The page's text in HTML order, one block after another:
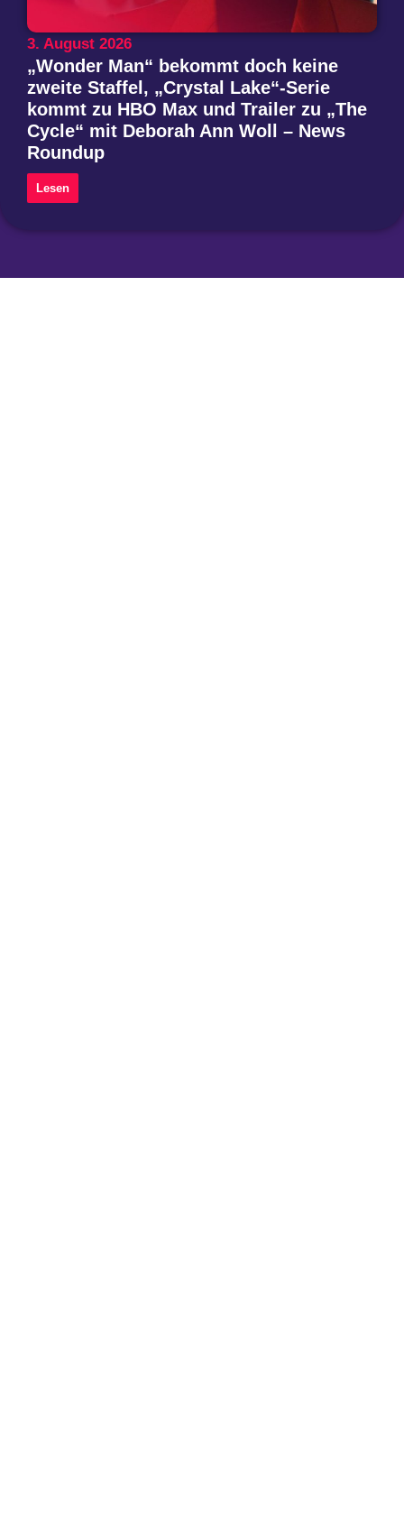
3. August 2026
„Wonder Man“ bekommt doch keine
zweite Staffel, „Crystal Lake“-Serie
kommt zu HBO Max und Trailer zu „The
Cycle“ mit Deborah Ann Woll – News
Roundup
Lesen